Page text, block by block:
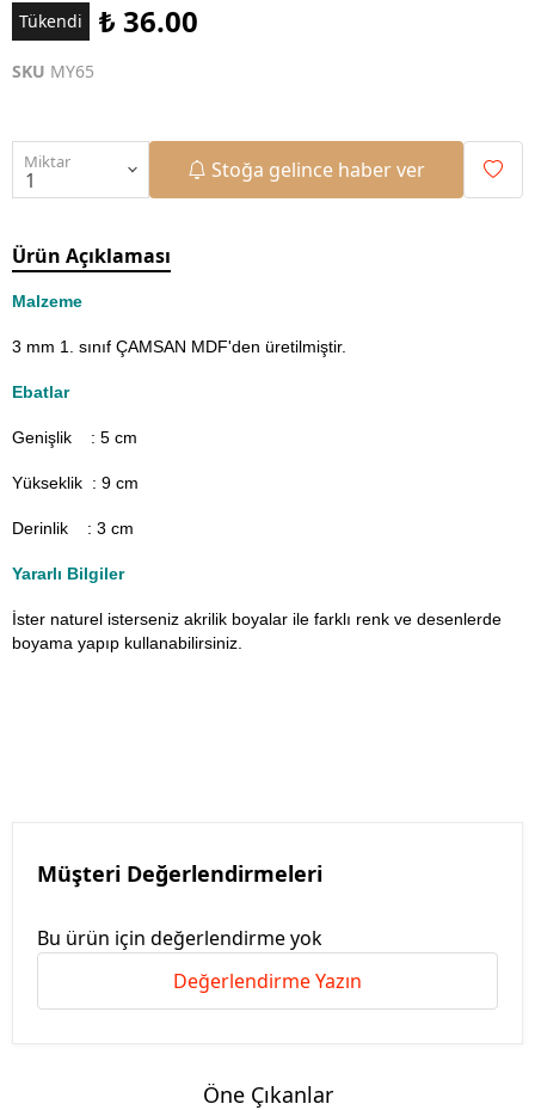
Tükendi ₺ 36.00
SKU MY65
Miktar Stoğa gelince haber ver
Ürün Açıklaması
Malzeme
3 mm 1. sınıf ÇAMSAN MDF'den üretilmiştir.
Ebatlar
Genişlik : 5 cm
Yükseklik : 9 cm
Derinlik : 3 cm
Yararlı Bilgiler
İster naturel isterseniz akrilik boyalar ile farklı renk ve desenlerde
boyama yapıp kullanabilirsiniz.
Müşteri Değerlendirmeleri
Bu ürün için değerlendirme yok
Değerlendirme Yazın
Öne Çıkanlar